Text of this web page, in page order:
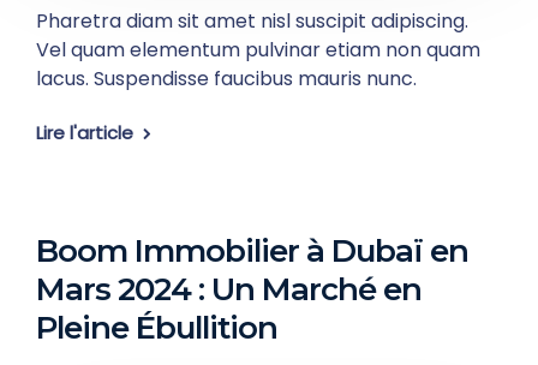
Pharetra diam sit amet nisl suscipit adipiscing.
Vel quam elementum pulvinar etiam non quam
lacus. Suspendisse faucibus mauris nunc.
Lire l'article
Boom Immobilier à Dubaï en
Mars 2024 : Un Marché en
Pleine Ébullition